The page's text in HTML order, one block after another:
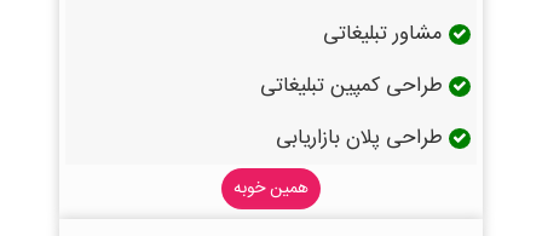
مشاور تبلیغاتی
طراحی کمپین تبلیغاتی
طراحی پلان بازاریابی
همین خوبه